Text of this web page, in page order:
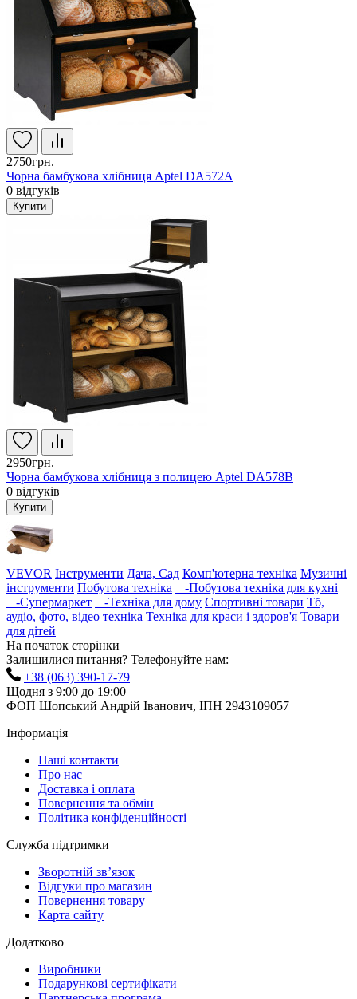
2750грн.
Чорна бамбукова хлібниця Aptel DA572A
0 відгуків
Купити
2950грн.
Чорна бамбукова хлібниця з полицею Aptel DA578B
0 відгуків
Купити
VEVOR Інструменти Дача, Сад Комп'ютерна техніка Музичні
інструменти Побутова техніка
-Побутова техніка для кухні
-Супермаркет
-Техніка для дому Спортивні товари Тб,
аудіо, фото, відео техніка Техніка для краси і здоров'я Товари
для дітей
На початок сторінки
Залишилися питання? Телефонуйте нам:
+38 (063) 390-17-79
Щодня з 9:00 до 19:00
ФОП Шопський Андрій Іванович, ІПН 2943109057
Інформація
Наші контакти
Про нас
Доставка і оплата
Повернення та обмін
Політика конфіденційності
Служба підтримки
Зворотній зв’язок
Відгуки про магазин
Повернення товару
Карта сайту
Додатково
Виробники
Подарункові сертифікати